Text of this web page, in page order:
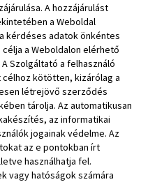
A hozzájárulást
a Weboldal
kérdéses adatok önkéntes
a Weboldalon elérhető
Szolgáltató a felhasználó
kötötten, kizárólag a
létrejövő szerződés
tárolja. Az automatikusan
az informatikai
jogainak védelme. Az
az e pontokban írt
használhatja fel.
vagy hatóságok számára